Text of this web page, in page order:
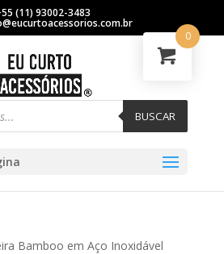
(11) 93002-3483
BUSCAR
Bamboo em Aço Inoxidável
0